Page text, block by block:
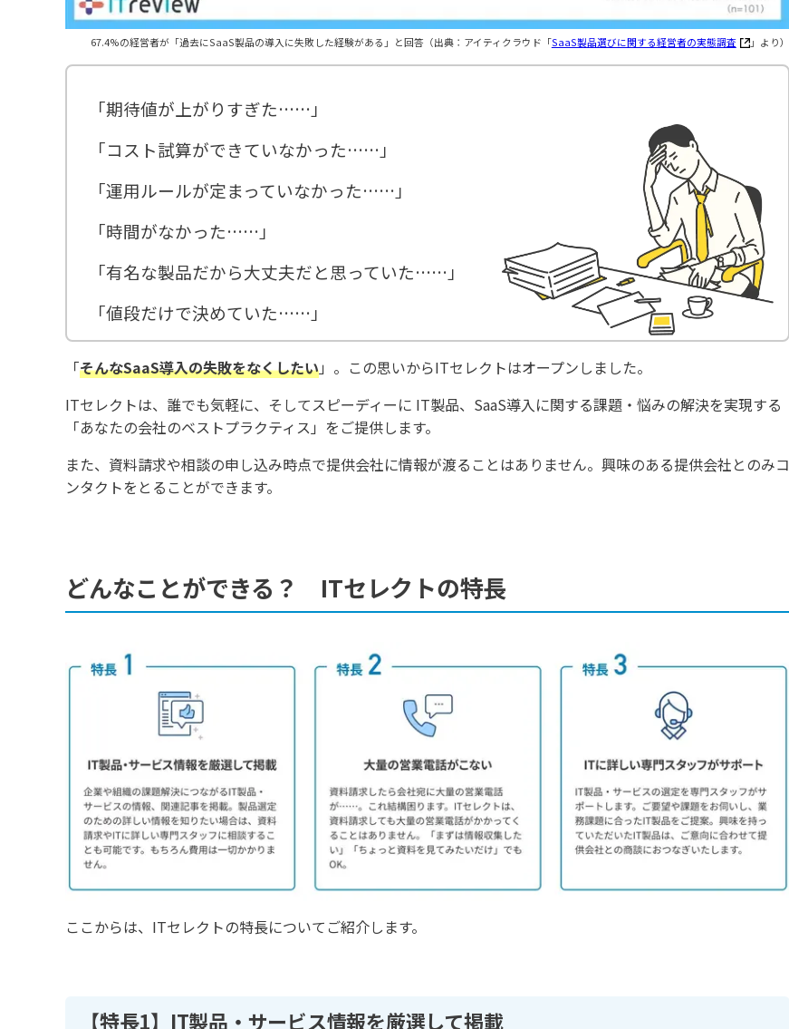
67.4%の経営者が「過去にSaaS製品の導入に失敗した経験がある」と回答（出典：アイティクラウド「SaaS製品選びに関する経営者の実態調査 」より）
「期待値が上がりすぎた……」
「コスト試算ができていなかった……」
「運用ルールが定まっていなかった……」
「時間がなかった……」
「有名な製品だから大丈夫だと思っていた……」
「値段だけで決めていた……」
「そんなSaaS導入の失敗をなくしたい」。この思いからITセレクトはオープンしました。
ITセレクトは、誰でも気軽に、そしてスピーディーに IT製品、SaaS導入に関する課題・悩みの解決を実現する
「あなたの会社のベストプラクティス」をご提供します。
また、資料請求や相談の申し込み時点で提供会社に情報が渡ることはありません。興味のある提供会社とのみコ
ンタクトをとることができます。
どんなことができる？ ITセレクトの特長
ここからは、ITセレクトの特長についてご紹介します。
【特長1】 IT製品・サービス情報を厳選して掲載